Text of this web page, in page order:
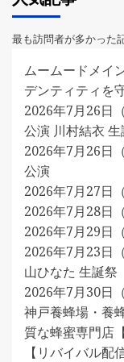
最も訪問者が多かった
ムームードメイ
デンティティを
2026年7月26日
公演 川村結衣 生
2026年7月26日
公演
2026年7月27日
2026年7月28日
2026年7月29日
2026年7月23日
山ひなた 生誕祭
2026年7月30日
神戸養蜂場・養
質な蜂蜜専門店
【リバイバル